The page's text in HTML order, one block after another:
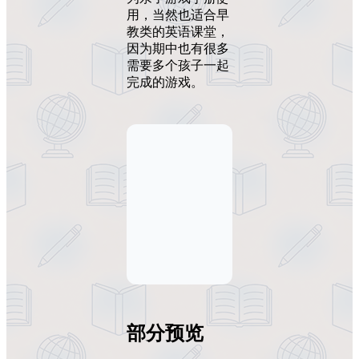
用，当然也适合早
教类的英语课堂，
因为期中也有很多
需要多个孩子一起
完成的游戏。
部分预览